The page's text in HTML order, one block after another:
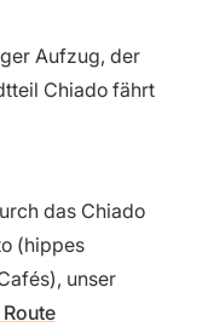
Aufzug, der
Chiado fährt
das Chiado
(hippes
unser